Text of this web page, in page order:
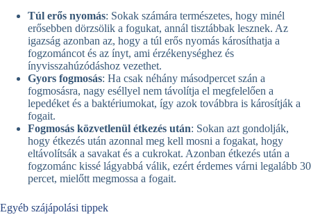
Túl erős nyomás: Sokak számára természetes, hogy minél
erősebben dörzsölik a fogukat, annál tisztábbak lesznek. Az
igazság azonban az, hogy a túl erős nyomás károsíthatja a
fogzománcot és az ínyt, ami érzékenységhez és
ínyvisszahúzódáshoz vezethet.
Gyors fogmosás: Ha csak néhány másodpercet szán a
fogmosásra, nagy eséllyel nem távolítja el megfelelően a
lepedéket és a baktériumokat, így azok továbbra is károsítják a
fogait.
Fogmosás közvetlenül étkezés után: Sokan azt gondolják,
hogy étkezés után azonnal meg kell mosni a fogakat, hogy
eltávolítsák a savakat és a cukrokat. Azonban étkezés után a
fogzománc kissé lágyabbá válik, ezért érdemes várni legalább 30
percet, mielőtt megmossa a fogait.
Egyéb szájápolási tippek